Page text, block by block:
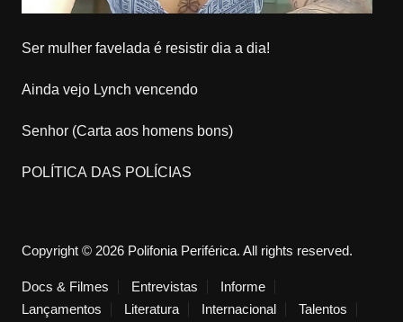
Ser mulher favelada é resistir dia a dia!
Ainda vejo Lynch vencendo
Senhor (Carta aos homens bons)
POLÍTICA DAS POLÍCIAS
Copyright © 2026 Polifonia Periférica. All rights reserved.
Docs & Filmes Entrevistas
Informe
Lançamentos
Literatura Internacional Talentos